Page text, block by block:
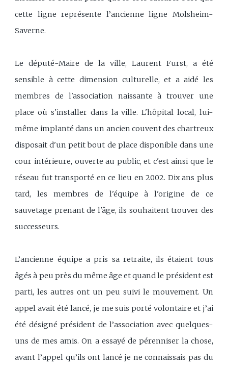
cette ligne représente l’ancienne ligne Molsheim-
Saverne.
Le député-Maire de la ville, Laurent Furst, a été
sensible à cette dimension culturelle, et a aidé les
membres de l'association naissante à trouver une
place où s'installer dans la ville. L'hôpital local, lui-
même implanté dans un ancien couvent des chartreux
disposait d'un petit bout de place disponible dans une
cour intérieure, ouverte au public, et c'est ainsi que le
réseau fut transporté en ce lieu en 2002. Dix ans plus
tard, les membres de l'équipe à l'origine de ce
sauvetage prenant de l'âge, ils souhaitent trouver des
successeurs.
L’ancienne équipe a pris sa retraite, ils étaient tous
âgés à peu près du même âge et quand le président est
parti, les autres ont un peu suivi le mouvement. Un
appel avait été lancé, je me suis porté volontaire et j’ai
été désigné président de l’association avec quelques-
uns de mes amis. On a essayé de pérenniser la chose,
avant l’appel qu’ils ont lancé je ne connaissais pas du